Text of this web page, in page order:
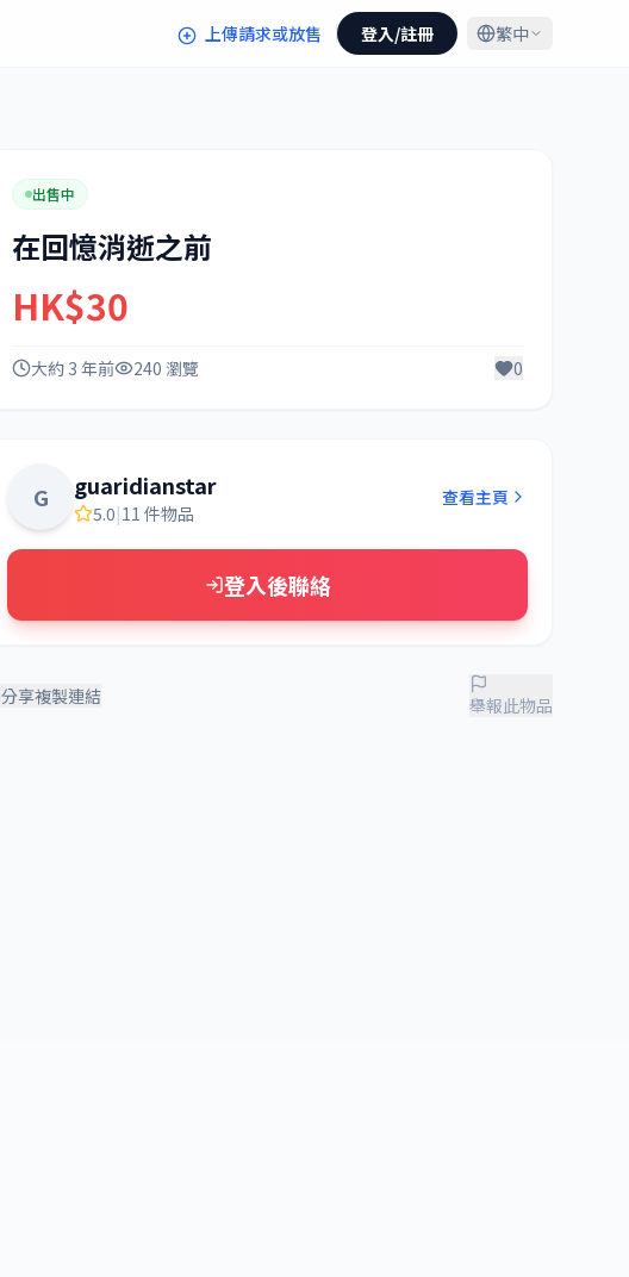
上傳請求或放售 登入/註冊 繁中
出售中
在回憶消逝之前
HK$30
大約 3 年前 240 瀏覽 0
G guaridianstar
5.0|11 件物品
查看主頁
登入後聯絡
分享複製連結 舉報此物品